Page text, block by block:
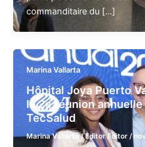
commanditaire du [...]
Marina Vallarta
Hôpital Joya Puerto
la 2e réunion
TecSalud
Marina Vallarta/Editor Editor/